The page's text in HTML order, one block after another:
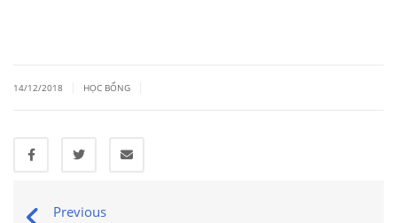
14/12/2018 HỌC BỔNG
Previous